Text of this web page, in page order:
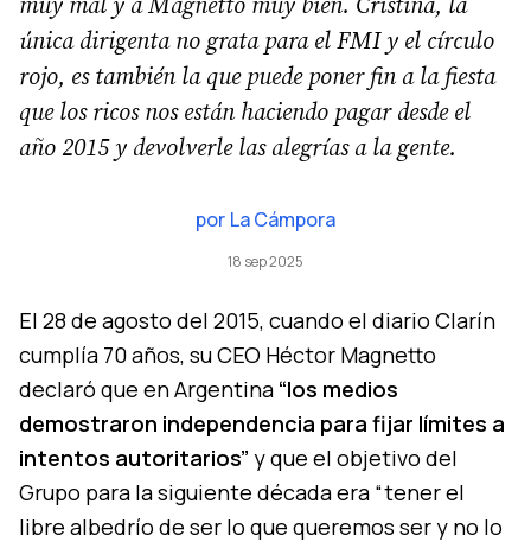
muy mal y a Magnetto muy bien. Cristina, la
única dirigenta no grata para el FMI y el círculo
rojo, es también la que puede poner fin a la fiesta
que los ricos nos están haciendo pagar desde el
año 2015 y devolverle las alegrías a la gente.
por La Cámpora
18 sep 2025
El 28 de agosto del 2015, cuando el diario Clarín
cumplía 70 años, su CEO Héctor Magnetto
declaró que en Argentina “los medios
demostraron independencia para fijar límites a
intentos autoritarios” y que el objetivo del
Grupo para la siguiente década era “tener el
libre albedrío de ser lo que queremos ser y no lo